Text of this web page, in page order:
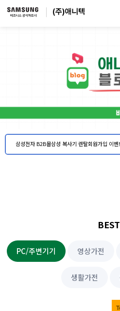
삼성전자 B2B몰삼성 복사기 렌탈회원가입 이벤
BEST
PC/주변기기 영상가전
생활가전